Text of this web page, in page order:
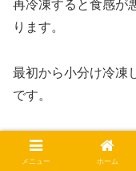
再冷凍すると食感が
ります。
最初から小分け冷凍
です。
↓ ま
メニュー ホーム